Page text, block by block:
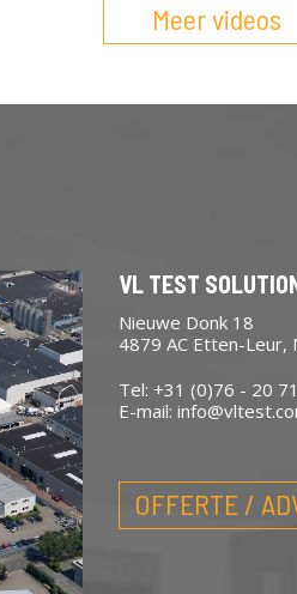
Meer videos
VL TEST
Nieuwe Donk 18
4879 AC Etten-Leur,
Tel: +31 (0)76 - 20
E-mail:
OFFERTE /